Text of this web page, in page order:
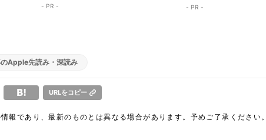
- PR - - PR -
Apple先読み・深読み
URLをコピー
報であり、最新のものとは異なる場合があります。予めご了承ください。